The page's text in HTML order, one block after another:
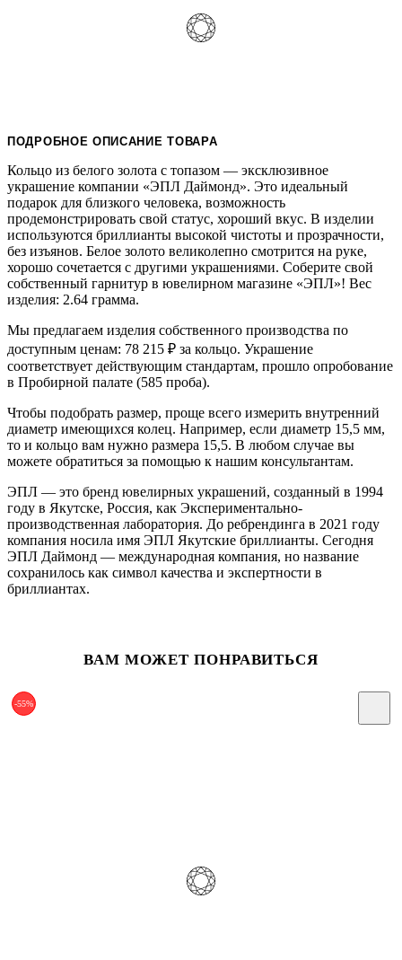
ПОДРОБНОЕ ОПИСАНИЕ ТОВАРА
Кольцо из белого золота с топазом — эксклюзивное
украшение компании «ЭПЛ Даймонд». Это идеальный
подарок для близкого человека, возможность
продемонстрировать свой статус, хороший вкус. В изделии
используются бриллианты высокой чистоты и прозрачности,
без изъянов. Белое золото великолепно смотрится на руке,
хорошо сочетается с другими украшениями. Соберите свой
собственный гарнитур в ювелирном магазине «ЭПЛ»! Вес
изделия: 2.64 грамма.
Мы предлагаем изделия собственного производства по
доступным ценам: 78 215 ₽ за кольцо. Украшение
соответствует действующим стандартам, прошло опробование
в Пробирной палате (585 проба).
Чтобы подобрать размер, проще всего измерить внутренний
диаметр имеющихся колец. Например, если диаметр 15,5 мм,
то и кольцо вам нужно размера 15,5. В любом случае вы
можете обратиться за помощью к нашим консультантам.
ЭПЛ — это бренд ювелирных украшений, созданный в 1994
году в Якутске, Россия, как Экспериментально-
производственная лаборатория. До ребрендинга в 2021 году
компания носила имя ЭПЛ Якутские бриллианты. Сегодня
ЭПЛ Даймонд — международная компания, но название
сохранилось как символ качества и экспертности в
бриллиантах.
ВАМ МОЖЕТ ПОНРАВИТЬСЯ
-55%